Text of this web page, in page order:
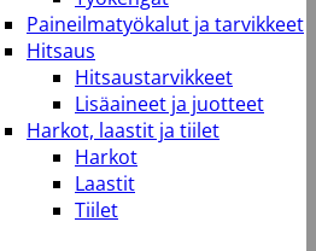
Paineilmatyökalut ja tarvikkeet
Hitsaus
Hitsaustarvikkeet
Lisäaineet ja juotteet
Harkot, laastit ja tiilet
Harkot
Laastit
Tiilet